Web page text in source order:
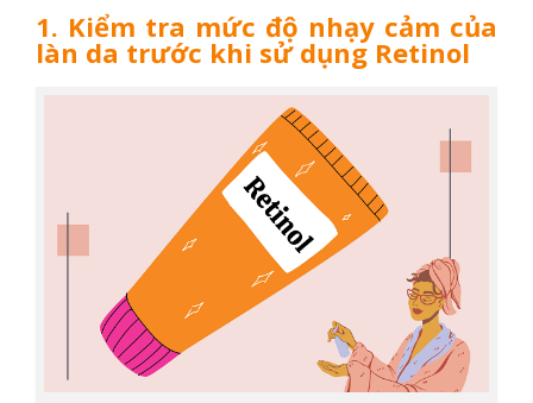
1. Kiểm tra mức độ nhạy cảm của
làn da trước khi sử dụng Retinol